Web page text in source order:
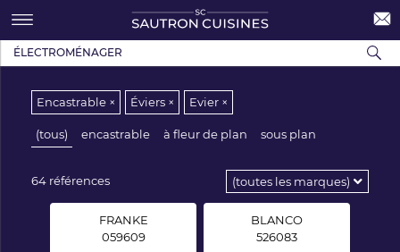
ÉLECTROMÉNAGER
Encastrable × Éviers × Evier ×
(tous) encastrable à fleur de plan sous plan
64 références
FRANKE
059609
BLANCO
526083